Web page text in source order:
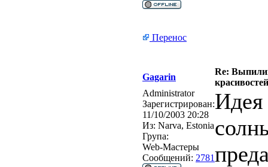
Перенос
Gagarin
Re:
красивостей
Administrator
Зарегистрирован:
11/10/2003 20:28
Из: Narva, Estonia
Група:
Web-Мастеры
Сообщений: 2781
Идея